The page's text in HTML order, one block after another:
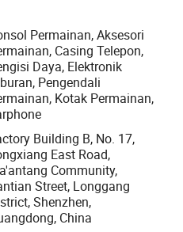
elektronik untuk
perusahaan tersebut
e-niaga besar dalam
Asia Tenggara, Indonesia dan
lebih dari 10, 000 meter
persegi untuk lokakarya
persegi untuk workshop
meter persegi, 1 meter
injeksi, dan 900 meter
Permainan, Aksesori
Casing Telepon,
Daya, Elektronik
Pengendali
Kotak Permainan,
Building B, No. 17,
East Road,
Community,
Street, Longgang
Shenzhen,
China